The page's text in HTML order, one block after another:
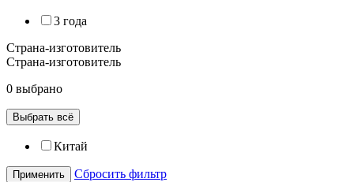
3 года
Страна-изготовитель
Страна-изготовитель
0 выбрано
Выбрать всё
Китай
Применить
Сбросить фильтр